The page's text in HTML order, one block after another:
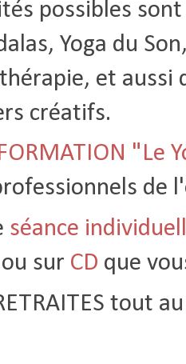
possibles sont
Yoga du
et aussi
créatifs.
"Le
séance
sur CD que
tout